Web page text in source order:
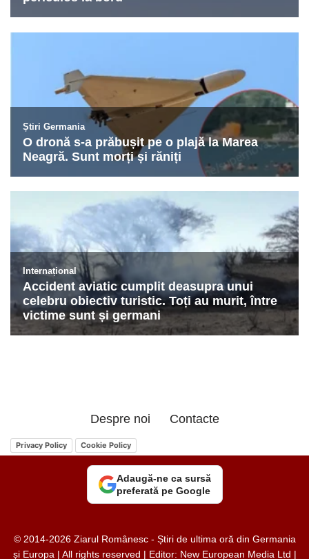
Despre noi Contacte
Privacy Policy Cookie Policy
Adaugă-ne ca sursă
preferată pe Google
© 2014-2026 Ziarul Românesc - Știri de ultima oră din Germania
și Europa | All rights reserved | Editor: New European Media Ltd |